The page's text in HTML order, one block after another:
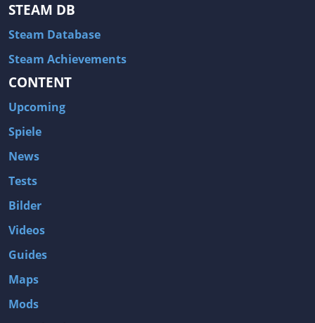
STEAM DB
Steam Database
Steam Achievements
CONTENT
Upcoming
Spiele
News
Tests
Bilder
Videos
Guides
Maps
Mods